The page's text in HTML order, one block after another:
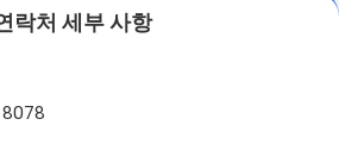
락처 세부 사항